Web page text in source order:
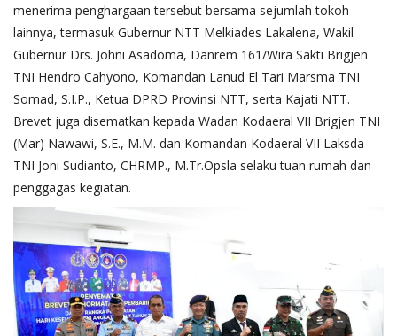
menerima penghargaan tersebut bersama sejumlah tokoh
lainnya, termasuk Gubernur NTT Melkiades Lakalena, Wakil
Gubernur Drs. Johni Asadoma, Danrem 161/Wira Sakti Brigjen
TNI Hendro Cahyono, Komandan Lanud El Tari Marsma TNI
Somad, S.I.P., Ketua DPRD Provinsi NTT, serta Kajati NTT.
Brevet juga disematkan kepada Wadan Kodaeral VII Brigjen TNI
(Mar) Nawawi, S.E., M.M. dan Komandan Kodaeral VII Laksda
TNI Joni Sudianto, CHRMP., M.Tr.Opsla selaku tuan rumah dan
penggagas kegiatan.